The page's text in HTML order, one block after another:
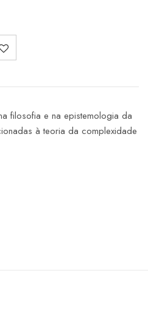
filosofia e na epistemologia da
à teoria da complexidade